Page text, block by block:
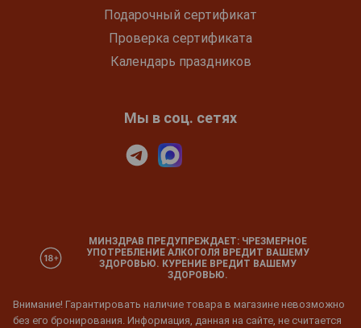
Подарочный сертификат
Проверка сертификата
Календарь праздников
Мы в соц. сетях
МИНЗДРАВ ПРЕДУПРЕЖДАЕТ: ЧРЕЗМЕРНОЕ
УПОТРЕБЛЕНИЕ АЛКОГОЛЯ ВРЕДИТ ВАШЕМУ
ЗДОРОВЬЮ. КУРЕНИЕ ВРЕДИТ ВАШЕМУ
ЗДОРОВЬЮ.
Внимание! Гарантировать наличие товара в магазине невозможно
без его бронирования. Информация, данная на сайте, не считается